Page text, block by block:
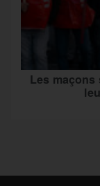
Les